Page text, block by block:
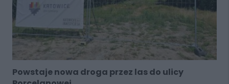
Powstaje nowa droga przez las do ulicy